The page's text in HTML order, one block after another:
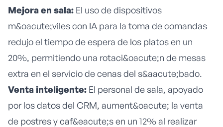
Mejora en sala: El uso de dispositivos
m&oacute;viles con IA para la toma de comandas
redujo el tiempo de espera de los platos en un
20%, permitiendo una rotaci&oacute;n de mesas
extra en el servicio de cenas del s&aacute;bado.
Venta inteligente: El personal de sala, apoyado
por los datos del CRM, aument&oacute; la venta
de postres y caf&eacute;s en un 12% al realizar